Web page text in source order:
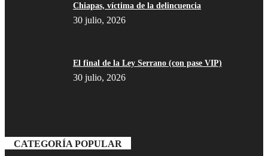
Chiapas, víctima de la delincuencia
30 julio, 2026
El final de la Ley Serrano (con pase VIP)
30 julio, 2026
CATEGORÍA POPULAR